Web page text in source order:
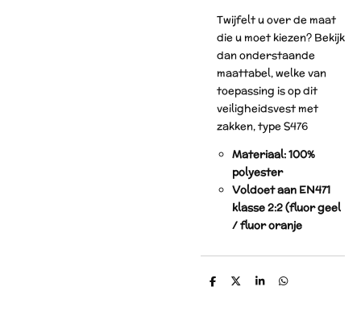
Twijfelt u over de maat
die u moet kiezen? Bekijk
dan onderstaande
maattabel, welke van
toepassing is op dit
veiligheidsvest met
zakken, type S476
Materiaal: 100%
polyester
Voldoet aan EN471
klasse 2:2 (fluor geel
/ fluor oranje
D
D
S
D